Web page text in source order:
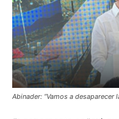
Abinader: “Vamos a